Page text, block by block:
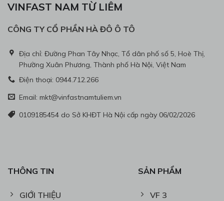
VINFAST NAM TỪ LIÊM
CÔNG TY CỔ PHẦN HÀ ĐÔ Ô TÔ
Địa chỉ: Đường Phan Tây Nhạc, Tổ dân phố số 5, Hoè Thị,
Phường Xuân Phương, Thành phố Hà Nội, Việt Nam
Điện thoại: 0944.712.266
Email: mkt@vinfastnamtuliem.vn
0109185454 do Sở KHĐT Hà Nội cấp ngày 06/02/2026
THÔNG TIN
GIỚI THIỆU
SẢN PHẨM
VF 3